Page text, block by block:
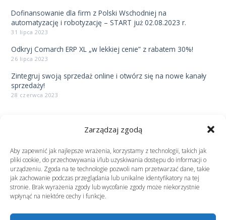
Zarządzaj zgodą
Aby zapewnić jak najlepsze wrażenia, korzystamy z technologii, takich jak
pliki cookie, do przechowywania i/lub uzyskiwania dostępu do informacji o
urządzeniu. Zgoda na te technologie pozwoli nam przetwarzać dane, takie
jak zachowanie podczas przeglądania lub unikalne identyfikatory na tej
stronie. Brak wyrażenia zgody lub wycofanie zgody może niekorzystnie
wpłynąć na niektóre cechy i funkcje.
Dofinansowanie dla firm z Polski Wschodniej na
automatyzację i robotyzację – START już 02.08.2023 r.
31 lipca 2023
Odkryj Comarch ERP XL „w lekkiej cenie” z rabatem 30%!
26 lipca 2023
Zintegruj swoją sprzedaż online i otwórz się na nowe kanały
sprzedaży!
28 czerwca 2023
Potrzebujesz pomocy?